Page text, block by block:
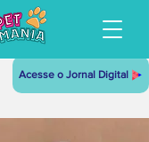
Acesse o Jornal Digital